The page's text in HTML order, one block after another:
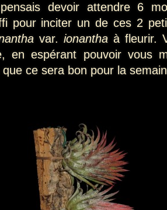
attendre 6 mois
pour inciter un de ces 2
var. ionanthaà fleurir.
en espérant pouvoir vous
ce sera bon pour la